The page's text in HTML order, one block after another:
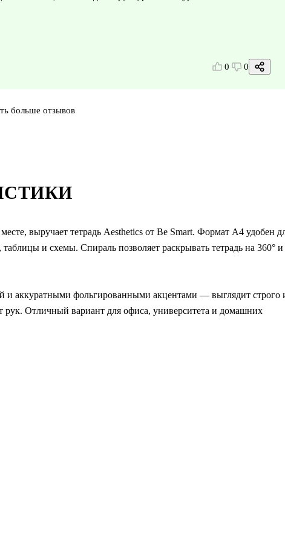
выручает тетрадь Aesthetics от Be Smart. Формат А4 удобен
и схемы. Спираль позволяет раскрывать тетрадь на 360° и
и аккуратными фольгированными акцентами — выглядит строго
рук. Отличный вариант для офиса, университета и домашних
0 0
больше отзывов